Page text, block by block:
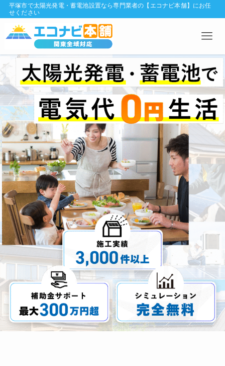
平塚市で太陽光発電・蓄電池設置なら専門業者の【エコナビ本舗】にお任
せください